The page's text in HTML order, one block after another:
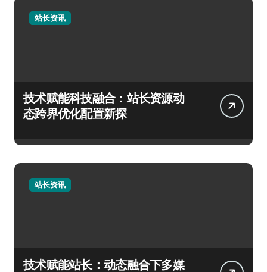
站长资讯
技术赋能科技融合：站长资源动
态跨界优化配置新探
站长资讯
技术赋能站长：动态融合下多媒